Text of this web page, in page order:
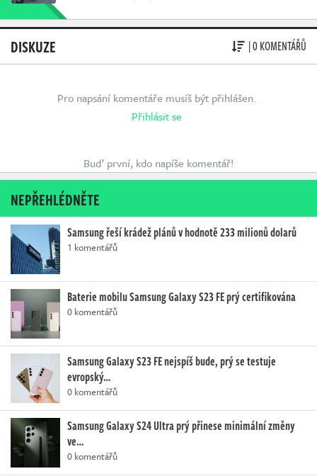
DISKUZE | 0 KOMENTÁŘŮ
Pro napsání komentáře musíš být přihlášen.
Přihlásit se
Buď první, kdo napíše komentář!
NEPŘEHLÉDNĚTE
Samsung řeší krádež plánů v hodnotě 233 milionů dolarů
1 komentářů
Baterie mobilu Samsung Galaxy S23 FE prý certifikována
0 komentářů
Samsung Galaxy S23 FE nejspíš bude, prý se testuje
evropský…
0 komentářů
Samsung Galaxy S24 Ultra prý přinese minimální změny
ve…
0 komentářů